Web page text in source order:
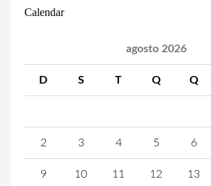
Calendar
agosto 2026
D S T Q Q
2 3 4 5 6
9 10 11 12 13